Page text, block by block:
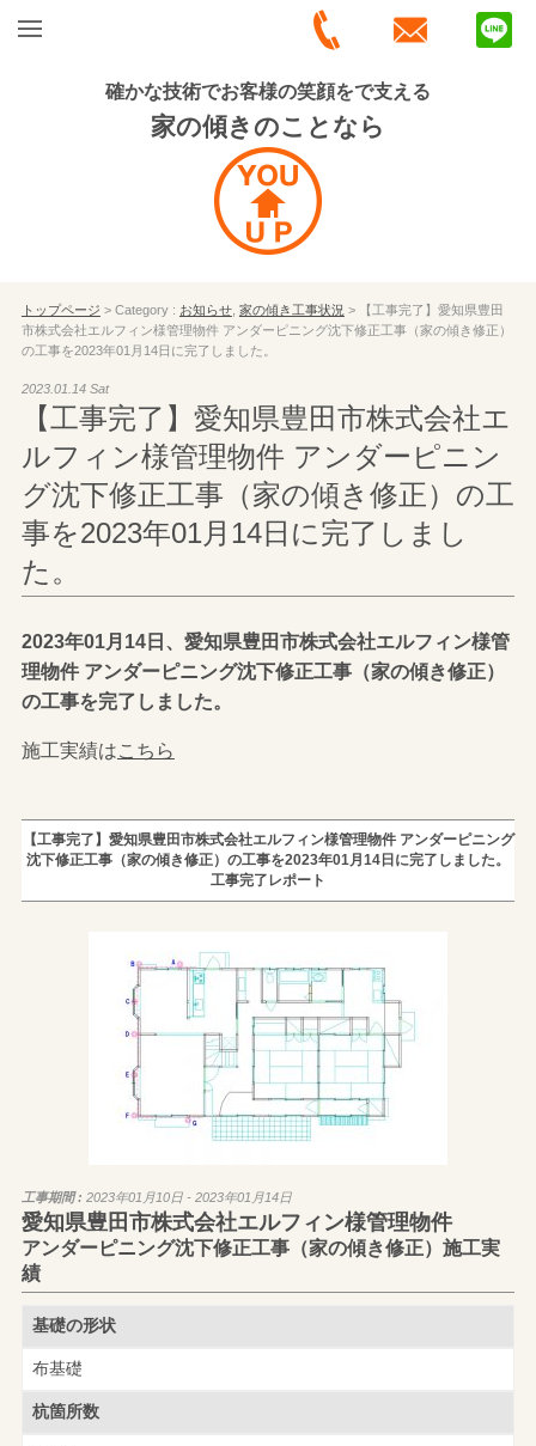
確かな技術でお客様の笑顔をで支える
家の傾きのことなら
トップページ > Category : お知らせ, 家の傾き工事状況 > 【工事完了】愛知県豊田
市株式会社エルフィン様管理物件 アンダーピニング沈下修正工事（家の傾き修正）
の工事を2023年01月14日に完了しました。
2023.01.14 Sat
【工事完了】愛知県豊田市株式会社エ
ルフィン様管理物件 アンダーピニン
グ沈下修正工事（家の傾き修正）の工
事を2023年01月14日に完了しまし
た。
2023年01月14日、愛知県豊田市株式会社エルフィン様管
理物件 アンダーピニング沈下修正工事（家の傾き修正）
の工事を完了しました。
施工実績はこちら
【工事完了】愛知県豊田市株式会社エルフィン様管理物件 アンダーピニング
沈下修正工事（家の傾き修正）の工事を2023年01月14日に完了しました。
工事完了レポート
工事期間 : 2023年01月10日 - 2023年01月14日
愛知県豊田市株式会社エルフィン様管理物件
アンダーピニング沈下修正工事（家の傾き修正）施工実
績
基礎の形状
布基礎
杭箇所数